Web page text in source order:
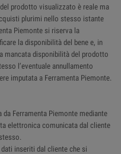
prodotto visualizzato è reale ma
plurimi nello stesso istante
Piemonte si riserva la
la disponibilità del bene e, in
mancata disponibilità del prodotto
l’eventuale annullamento
imputata a Ferramenta Piemonte.
Ferramenta Piemonte mediante
elettronica comunicata dal cliente
inseriti dal cliente che si